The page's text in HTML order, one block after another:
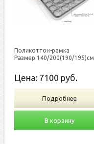
Поликоттон-рамка
Размер 140/200(190/195)см
Цена: 7100 руб.
Подробнее
В корзину